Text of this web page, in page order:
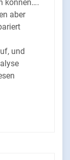
können….
aber
und